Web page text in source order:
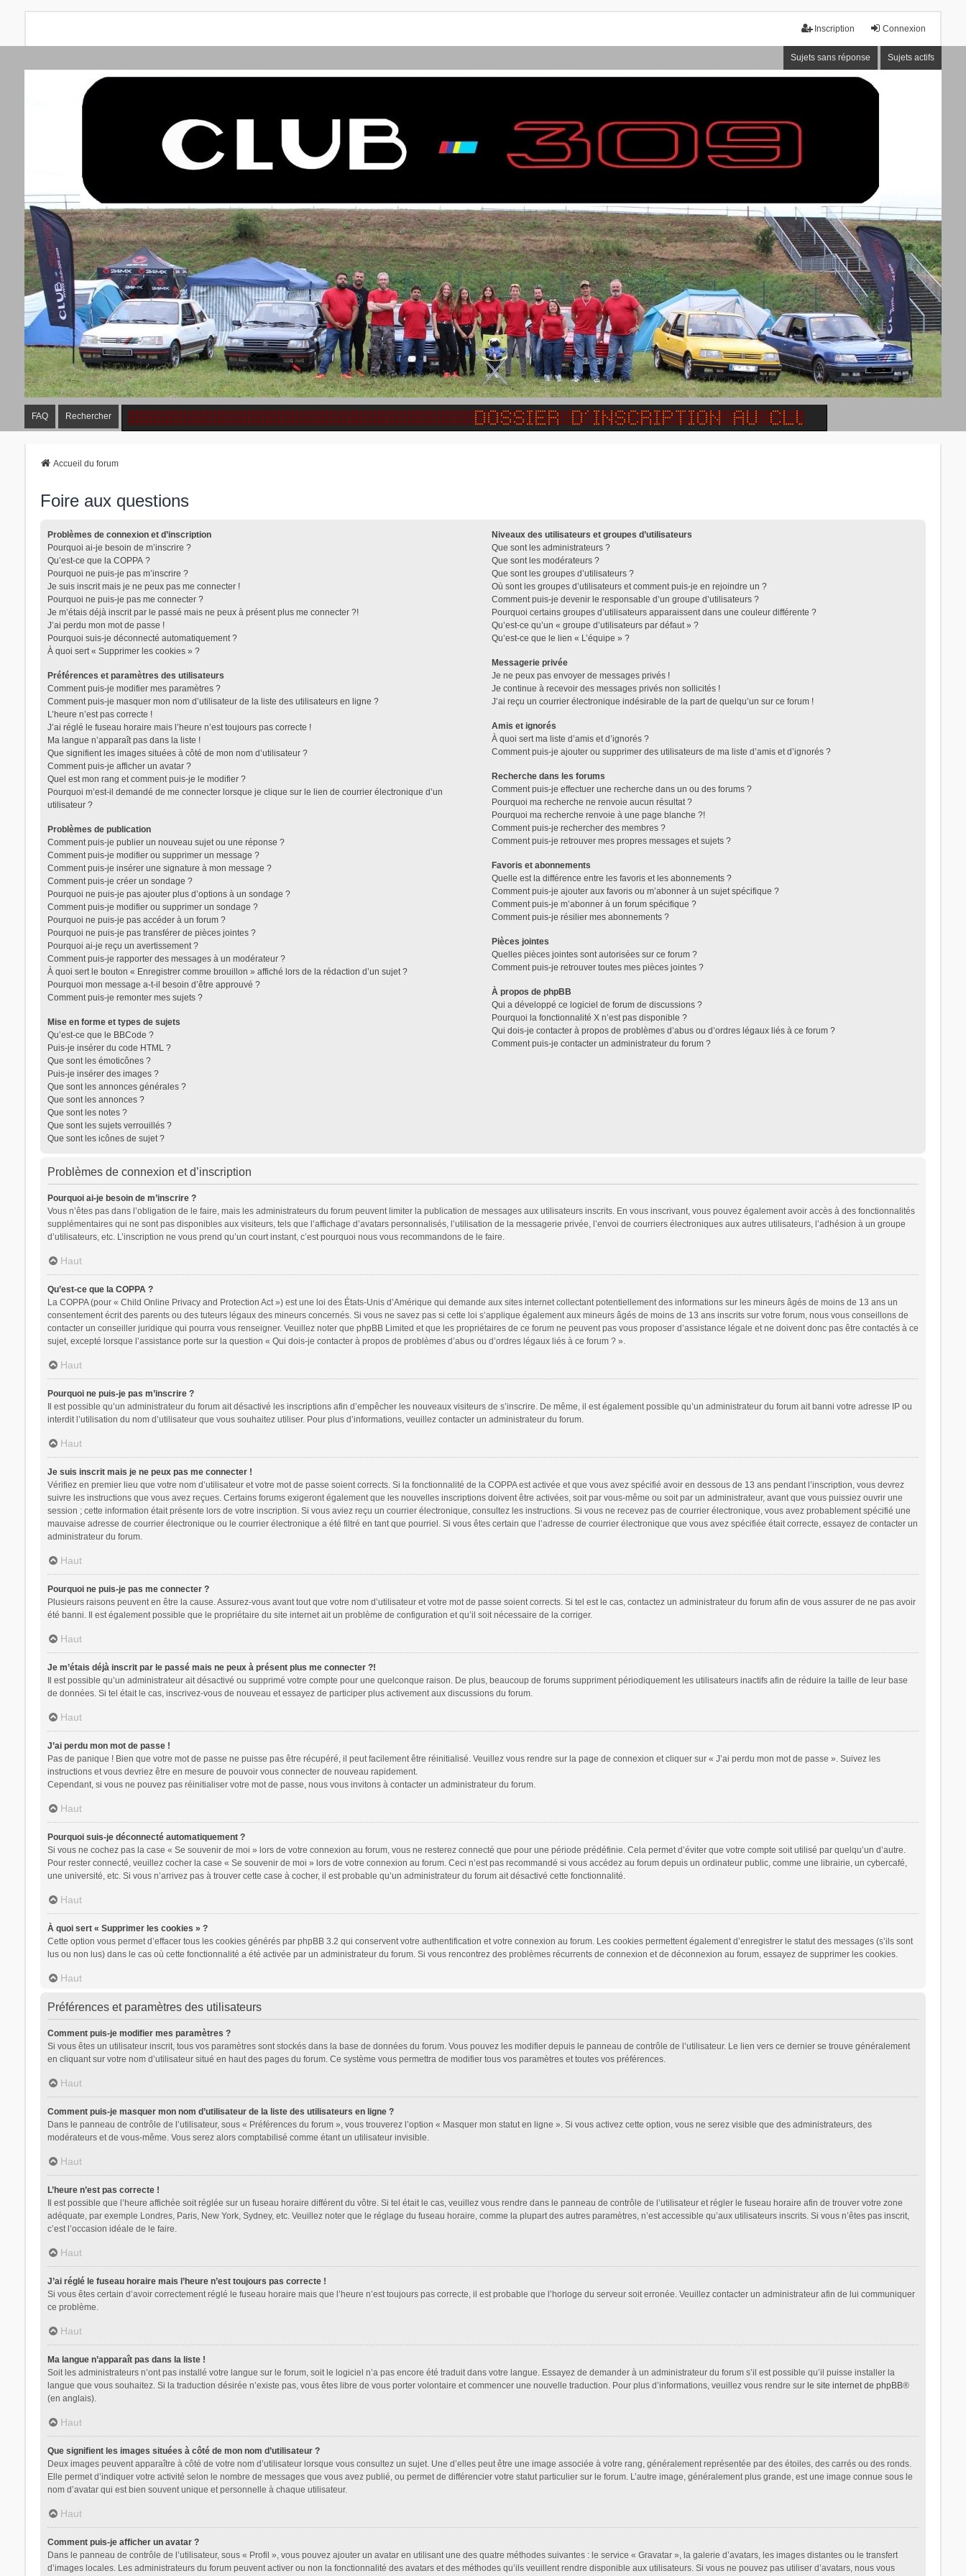
Connexion
Inscription
Sujets sans réponse Sujets actifs
FAQ Rechercher
Accueil du forum
Foire aux questions
Problèmes de connexion et d’inscription
Pourquoi ai-je besoin de m’inscrire ?
Qu’est-ce que la COPPA ?
Pourquoi ne puis-je pas m’inscrire ?
Je suis inscrit mais je ne peux pas me connecter !
Pourquoi ne puis-je pas me connecter ?
Je m’étais déjà inscrit par le passé mais ne peux à présent plus me connecter ?!
J’ai perdu mon mot de passe !
Pourquoi suis-je déconnecté automatiquement ?
À quoi sert « Supprimer les cookies » ?
Préférences et paramètres des utilisateurs
Comment puis-je modifier mes paramètres ?
Comment puis-je masquer mon nom d’utilisateur de la liste des utilisateurs en ligne ?
L’heure n’est pas correcte !
J’ai réglé le fuseau horaire mais l’heure n’est toujours pas correcte !
Ma langue n’apparaît pas dans la liste !
Que signifient les images situées à côté de mon nom d’utilisateur ?
Comment puis-je afficher un avatar ?
Quel est mon rang et comment puis-je le modifier ?
Pourquoi m’est-il demandé de me connecter lorsque je clique sur le lien de courrier électronique d’un
utilisateur ?
Problèmes de publication
Comment puis-je publier un nouveau sujet ou une réponse ?
Comment puis-je modifier ou supprimer un message ?
Comment puis-je insérer une signature à mon message ?
Comment puis-je créer un sondage ?
Pourquoi ne puis-je pas ajouter plus d’options à un sondage ?
Comment puis-je modifier ou supprimer un sondage ?
Pourquoi ne puis-je pas accéder à un forum ?
Pourquoi ne puis-je pas transférer de pièces jointes ?
Pourquoi ai-je reçu un avertissement ?
Comment puis-je rapporter des messages à un modérateur ?
À quoi sert le bouton « Enregistrer comme brouillon » affiché lors de la rédaction d’un sujet ?
Pourquoi mon message a-t-il besoin d’être approuvé ?
Comment puis-je remonter mes sujets ?
Mise en forme et types de sujets
Qu’est-ce que le BBCode ?
Puis-je insérer du code HTML ?
Que sont les émoticônes ?
Puis-je insérer des images ?
Que sont les annonces générales ?
Que sont les annonces ?
Que sont les notes ?
Que sont les sujets verrouillés ?
Que sont les icônes de sujet ?
Niveaux des utilisateurs et groupes d’utilisateurs
Que sont les administrateurs ?
Que sont les modérateurs ?
Que sont les groupes d’utilisateurs ?
Où sont les groupes d’utilisateurs et comment puis-je en rejoindre un ?
Comment puis-je devenir le responsable d’un groupe d’utilisateurs ?
Pourquoi certains groupes d’utilisateurs apparaissent dans une couleur différente ?
Qu’est-ce qu’un « groupe d’utilisateurs par défaut » ?
Qu’est-ce que le lien « L’équipe » ?
Messagerie privée
Je ne peux pas envoyer de messages privés !
Je continue à recevoir des messages privés non sollicités !
J’ai reçu un courrier électronique indésirable de la part de quelqu’un sur ce forum !
Amis et ignorés
À quoi sert ma liste d’amis et d’ignorés ?
Comment puis-je ajouter ou supprimer des utilisateurs de ma liste d’amis et d’ignorés ?
Recherche dans les forums
Comment puis-je effectuer une recherche dans un ou des forums ?
Pourquoi ma recherche ne renvoie aucun résultat ?
Pourquoi ma recherche renvoie à une page blanche ?!
Comment puis-je rechercher des membres ?
Comment puis-je retrouver mes propres messages et sujets ?
Favoris et abonnements
Quelle est la différence entre les favoris et les abonnements ?
Comment puis-je ajouter aux favoris ou m’abonner à un sujet spécifique ?
Comment puis-je m’abonner à un forum spécifique ?
Comment puis-je résilier mes abonnements ?
Pièces jointes
Quelles pièces jointes sont autorisées sur ce forum ?
Comment puis-je retrouver toutes mes pièces jointes ?
À propos de phpBB
Qui a développé ce logiciel de forum de discussions ?
Pourquoi la fonctionnalité X n’est pas disponible ?
Qui dois-je contacter à propos de problèmes d’abus ou d’ordres légaux liés à ce forum ?
Comment puis-je contacter un administrateur du forum ?
Problèmes de connexion et d’inscription
Pourquoi ai-je besoin de m’inscrire ?
Vous n’êtes pas dans l’obligation de le faire, mais les administrateurs du forum peuvent limiter la publication de messages aux utilisateurs inscrits. En vous inscrivant, vous pouvez également avoir accès à des fonctionnalités
supplémentaires qui ne sont pas disponibles aux visiteurs, tels que l’affichage d’avatars personnalisés, l’utilisation de la messagerie privée, l’envoi de courriers électroniques aux autres utilisateurs, l’adhésion à un groupe
d’utilisateurs, etc. L’inscription ne vous prend qu’un court instant, c’est pourquoi nous vous recommandons de le faire.
Haut
Qu’est-ce que la COPPA ?
La COPPA (pour « Child Online Privacy and Protection Act ») est une loi des États-Unis d’Amérique qui demande aux sites internet collectant potentiellement des informations sur les mineurs âgés de moins de 13 ans un
consentement écrit des parents ou des tuteurs légaux des mineurs concernés. Si vous ne savez pas si cette loi s’applique également aux mineurs âgés de moins de 13 ans inscrits sur votre forum, nous vous conseillons de
contacter un conseiller juridique qui pourra vous renseigner. Veuillez noter que phpBB Limited et que les propriétaires de ce forum ne peuvent pas vous proposer d’assistance légale et ne doivent donc pas être contactés à ce
sujet, excepté lorsque l’assistance porte sur la question « Qui dois-je contacter à propos de problèmes d’abus ou d’ordres légaux liés à ce forum ? ».
Haut
Pourquoi ne puis-je pas m’inscrire ?
Il est possible qu’un administrateur du forum ait désactivé les inscriptions afin d’empêcher les nouveaux visiteurs de s’inscrire. De même, il est également possible qu’un administrateur du forum ait banni votre adresse IP ou
interdit l’utilisation du nom d’utilisateur que vous souhaitez utiliser. Pour plus d’informations, veuillez contacter un administrateur du forum.
Haut
Je suis inscrit mais je ne peux pas me connecter !
Vérifiez en premier lieu que votre nom d’utilisateur et votre mot de passe soient corrects. Si la fonctionnalité de la COPPA est activée et que vous avez spécifié avoir en dessous de 13 ans pendant l’inscription, vous devrez
suivre les instructions que vous avez reçues. Certains forums exigeront également que les nouvelles inscriptions doivent être activées, soit par vous-même ou soit par un administrateur, avant que vous puissiez ouvrir une
session ; cette information était présente lors de votre inscription. Si vous aviez reçu un courrier électronique, consultez les instructions. Si vous ne recevez pas de courrier électronique, vous avez probablement spécifié une
mauvaise adresse de courrier électronique ou le courrier électronique a été filtré en tant que pourriel. Si vous êtes certain que l’adresse de courrier électronique que vous avez spécifiée était correcte, essayez de contacter un
administrateur du forum.
Haut
Pourquoi ne puis-je pas me connecter ?
Plusieurs raisons peuvent en être la cause. Assurez-vous avant tout que votre nom d’utilisateur et votre mot de passe soient corrects. Si tel est le cas, contactez un administrateur du forum afin de vous assurer de ne pas avoir
été banni. Il est également possible que le propriétaire du site internet ait un problème de configuration et qu’il soit nécessaire de la corriger.
Haut
Je m’étais déjà inscrit par le passé mais ne peux à présent plus me connecter ?!
Il est possible qu’un administrateur ait désactivé ou supprimé votre compte pour une quelconque raison. De plus, beaucoup de forums suppriment périodiquement les utilisateurs inactifs afin de réduire la taille de leur base
de données. Si tel était le cas, inscrivez-vous de nouveau et essayez de participer plus activement aux discussions du forum.
Haut
J’ai perdu mon mot de passe !
Pas de panique ! Bien que votre mot de passe ne puisse pas être récupéré, il peut facilement être réinitialisé. Veuillez vous rendre sur la page de connexion et cliquer sur « J’ai perdu mon mot de passe ». Suivez les
instructions et vous devriez être en mesure de pouvoir vous connecter de nouveau rapidement.
Cependant, si vous ne pouvez pas réinitialiser votre mot de passe, nous vous invitons à contacter un administrateur du forum.
Haut
Pourquoi suis-je déconnecté automatiquement ?
Si vous ne cochez pas la case « Se souvenir de moi » lors de votre connexion au forum, vous ne resterez connecté que pour une période prédéfinie. Cela permet d’éviter que votre compte soit utilisé par quelqu’un d’autre.
Pour rester connecté, veuillez cocher la case « Se souvenir de moi » lors de votre connexion au forum. Ceci n’est pas recommandé si vous accédez au forum depuis un ordinateur public, comme une librairie, un cybercafé,
une université, etc. Si vous n’arrivez pas à trouver cette case à cocher, il est probable qu’un administrateur du forum ait désactivé cette fonctionnalité.
Haut
À quoi sert « Supprimer les cookies » ?
Cette option vous permet d’effacer tous les cookies générés par phpBB 3.2 qui conservent votre authentification et votre connexion au forum. Les cookies permettent également d’enregistrer le statut des messages (s’ils sont
lus ou non lus) dans le cas où cette fonctionnalité a été activée par un administrateur du forum. Si vous rencontrez des problèmes récurrents de connexion et de déconnexion au forum, essayez de supprimer les cookies.
Haut
Préférences et paramètres des utilisateurs
Comment puis-je modifier mes paramètres ?
Si vous êtes un utilisateur inscrit, tous vos paramètres sont stockés dans la base de données du forum. Vous pouvez les modifier depuis le panneau de contrôle de l’utilisateur. Le lien vers ce dernier se trouve généralement
en cliquant sur votre nom d’utilisateur situé en haut des pages du forum. Ce système vous permettra de modifier tous vos paramètres et toutes vos préférences.
Haut
Comment puis-je masquer mon nom d’utilisateur de la liste des utilisateurs en ligne ?
Dans le panneau de contrôle de l’utilisateur, sous « Préférences du forum », vous trouverez l’option « Masquer mon statut en ligne ». Si vous activez cette option, vous ne serez visible que des administrateurs, des
modérateurs et de vous-même. Vous serez alors comptabilisé comme étant un utilisateur invisible.
Haut
L’heure n’est pas correcte !
Il est possible que l’heure affichée soit réglée sur un fuseau horaire différent du vôtre. Si tel était le cas, veuillez vous rendre dans le panneau de contrôle de l’utilisateur et régler le fuseau horaire afin de trouver votre zone
adéquate, par exemple Londres, Paris, New York, Sydney, etc. Veuillez noter que le réglage du fuseau horaire, comme la plupart des autres paramètres, n’est accessible qu’aux utilisateurs inscrits. Si vous n’êtes pas inscrit,
c’est l’occasion idéale de le faire.
Haut
J’ai réglé le fuseau horaire mais l’heure n’est toujours pas correcte !
Si vous êtes certain d’avoir correctement réglé le fuseau horaire mais que l’heure n’est toujours pas correcte, il est probable que l’horloge du serveur soit erronée. Veuillez contacter un administrateur afin de lui communiquer
ce problème.
Haut
Ma langue n’apparaît pas dans la liste !
Soit les administrateurs n’ont pas installé votre langue sur le forum, soit le logiciel n’a pas encore été traduit dans votre langue. Essayez de demander à un administrateur du forum s’il est possible qu’il puisse installer la
langue que vous souhaitez. Si la traduction désirée n’existe pas, vous êtes libre de vous porter volontaire et commencer une nouvelle traduction. Pour plus d’informations, veuillez vous rendre sur le site internet de phpBB®
(en anglais).
Haut
Que signifient les images situées à côté de mon nom d’utilisateur ?
Deux images peuvent apparaître à côté de votre nom d’utilisateur lorsque vous consultez un sujet. Une d’elles peut être une image associée à votre rang, généralement représentée par des étoiles, des carrés ou des ronds.
Elle permet d’indiquer votre activité selon le nombre de messages que vous avez publié, ou permet de différencier votre statut particulier sur le forum. L’autre image, généralement plus grande, est une image connue sous le
nom d’avatar qui est bien souvent unique et personnelle à chaque utilisateur.
Haut
Comment puis-je afficher un avatar ?
Dans le panneau de contrôle de l’utilisateur, sous « Profil », vous pouvez ajouter un avatar en utilisant une des quatre méthodes suivantes : le service « Gravatar », la galerie d’avatars, les images distantes ou le transfert
d’images locales. Les administrateurs du forum peuvent activer ou non la fonctionnalité des avatars et des méthodes qu’ils veuillent rendre disponible aux utilisateurs. Si vous ne pouvez pas utiliser d’avatars, nous vous